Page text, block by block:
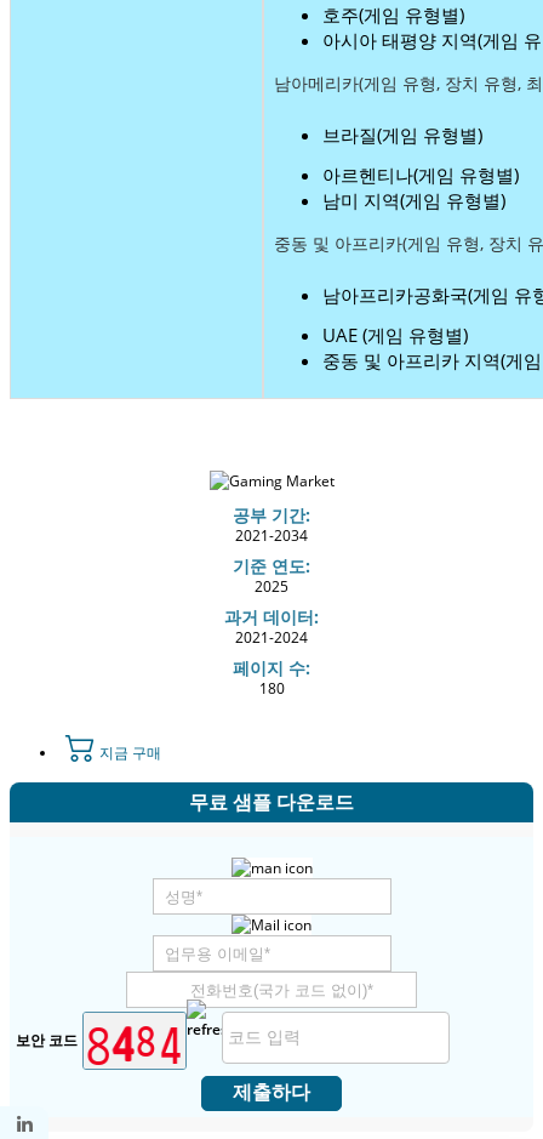
호주(게임 유형별)
아시아 태평양 지역(게임
남아메리카(게임 유형, 장치 유형,
브라질(게임 유형별)
아르헨티나(게임 유형별)
남미 지역(게임 유형별)
중동 및 아프리카(게임 유형, 장치
남아프리카공화국(게임 유
UAE (게임 유형별)
중동 및 아프리카 지역(게
공부 기간:
2021-2034
기준 연도:
2025
과거 데이터:
2021-2024
페이지 수:
180
지금 구매
무료 샘플 다운로드
보안 코드
제출하다